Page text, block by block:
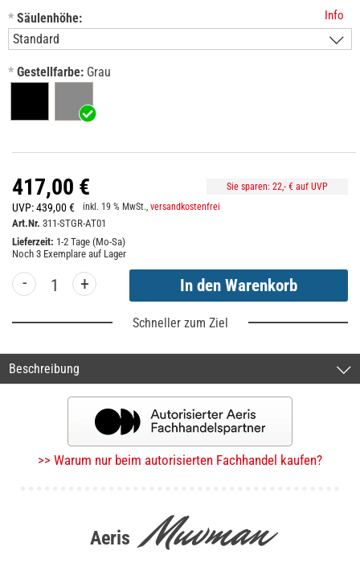
* Säulenhöhe: Info
* Gestellfarbe: Grau
417,00 € Sie sparen: 22,- € auf UVP
UVP:439,00 € inkl. 19 % MwSt., versandkostenfrei
Art.Nr. 311-STGR-AT01
Lieferzeit: 1-2 Tage (Mo-Sa)
Noch 3 Exemplare auf Lager
- +
Schneller zum Ziel
Beschreibung
>> Warum nur beim autorisierten Fachhandel kaufen?
Aeris Muvman